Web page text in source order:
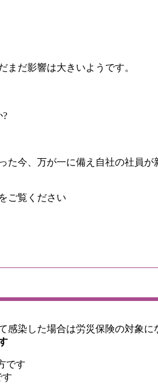
だ影響は大きいようです。
?
今、万が一に備え自社の社員
をご覧ください
感染した場合は労災保険の対象に
です
す